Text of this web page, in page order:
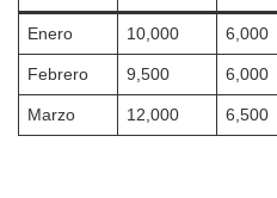
Enero 10,000 6,000
Febrero 9,500 6,000
Marzo 12,000 6,500